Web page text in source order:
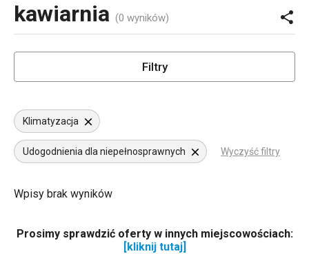
kawiarnia (0 wyników)
Filtry
Klimatyzacja
Udogodnienia dla niepełnosprawnych Wyczyść filtry
Wpisy brak wyników
Prosimy sprawdzić oferty w innych miejscowościach:
[kliknij tutaj]